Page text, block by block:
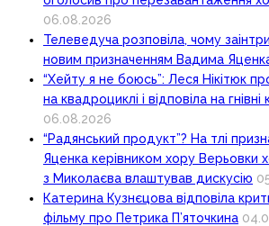
06.08.2026
Телеведуча розповіла, чому
новим призначенням Вадима
“Хейту я не боюсь”: Леся Нікітюк
на квадроциклі і відповіла на гнівні
06.08.2026
“Радянський продукт”? На тлі
Яценка керівником хору Верьовки
з Миколаєва влаштував дискусію
Катерина Кузнєцова відповіла
фільму про Петрика П’яточкина